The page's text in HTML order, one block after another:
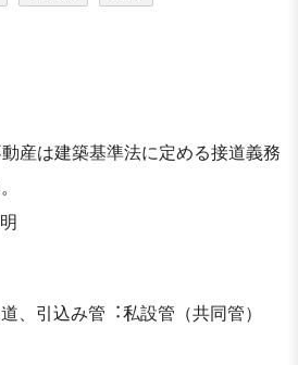
産は建築基準法に定める接道義務
、引込み管︓私設管（共同管）